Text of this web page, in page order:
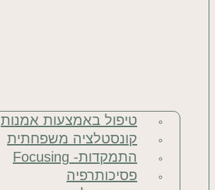
טיפול באמצעות אמנות
קונסטלציה משפחתית
התמקדות- Focusing
פסיכותרפיה